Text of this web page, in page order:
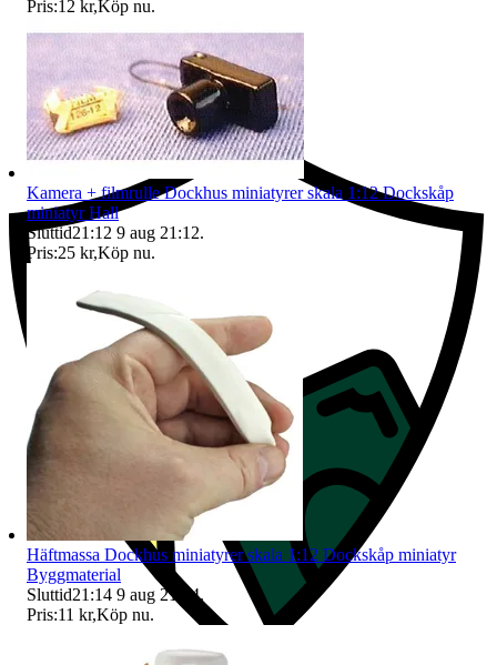
Ersättning om du inte får din vara
Pris:12 kr,Köp nu.
Kamera + filmrulle Dockhus miniatyrer skala 1:12 Dockskåp
miniatyr Hall
Sluttid21:12 9 aug 21:12.
Pris:25 kr,Köp nu.
Häftmassa Dockhus miniatyrer skala 1:12 Dockskåp miniatyr
Byggmaterial
Sluttid21:14 9 aug 21:14.
Pris:11 kr,Köp nu.